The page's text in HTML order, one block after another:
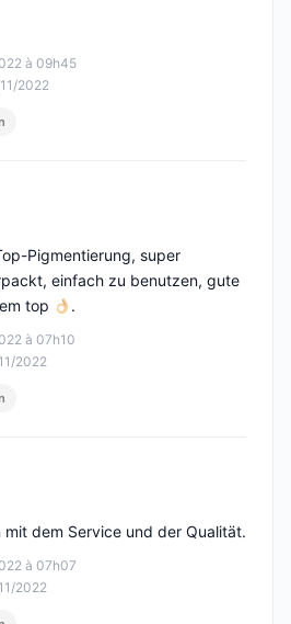
à 09h45
2022
à 07h10
2022
Pigmentierung, super
einfach zu benutzen, gute
top
.
à 07h07
2022
dem Service und der Qualität.